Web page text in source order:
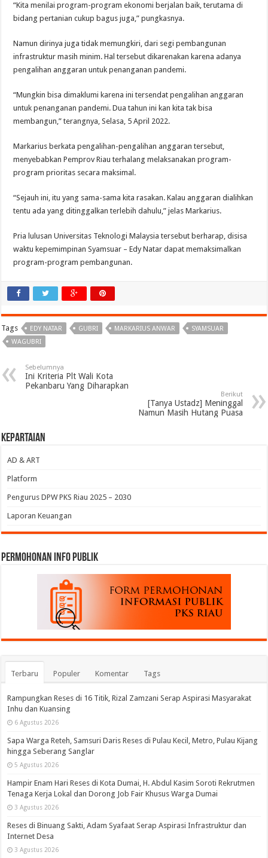
“Kita menilai program-program ekonomi berjalan baik, terutama di
bidang pertanian cukup bagus juga,” pungkasnya.
Namun dirinya juga tidak memungkiri, dari segi pembangunan
infrastruktur masih minim. Hal tersebut dikarenakan karena adanya
pengalihan anggaran untuk penanganan pandemi.
“Mungkin bisa dimaklumi karena ini tersendat pengalihan anggaran
untuk penanganan pandemi. Dua tahun ini kan kita tak bisa
membangun,” terangnya, Selasa, 5 April 2022.
Markarius berkata pengalihan-pengalihan anggaran tersebut,
menyebabkan Pemprov Riau terhalang melaksanakan program-
program prioritas secara maksimal.
“Sejauh ini, itu yang sama-sama kita rasakan. Kalau anggaran dialihkan
tentu ada yang ditinggalkan terlebih dahulu,” jelas Markarius.
Pria lulusan Universitas Teknologi Malaysia tersebut berharap, disisa
waktu kepemimpinan Syamsuar – Edy Natar dapat memaksimalkan
program-program pembangunan.
Tags EDY NATAR GUBRI MARKARIUS ANWAR
SYAMSUAR
WAGUBRI
Sebelumnya
Ini Kriteria Plt Wali Kota
Pekanbaru Yang Diharapkan
Berikut
[Tanya Ustadz] Meninggal
Namun Masih Hutang Puasa
Kepartaian
AD & ART
Platform
Pengurus DPW PKS Riau 2025 – 2030
Laporan Keuangan
permohonan Info Publik
Terbaru Populer Komentar Tags
Rampungkan Reses di 16 Titik, Rizal Zamzani Serap Aspirasi Masyarakat
Inhu dan Kuansing
6 Agustus 2026
Sapa Warga Reteh, Samsuri Daris Reses di Pulau Kecil, Metro, Pulau Kijang
hingga Seberang Sanglar
5 Agustus 2026
Hampir Enam Hari Reses di Kota Dumai, H. Abdul Kasim Soroti Rekrutmen
Tenaga Kerja Lokal dan Dorong Job Fair Khusus Warga Dumai
3 Agustus 2026
Reses di Binuang Sakti, Adam Syafaat Serap Aspirasi Infrastruktur dan
Internet Desa
3 Agustus 2026